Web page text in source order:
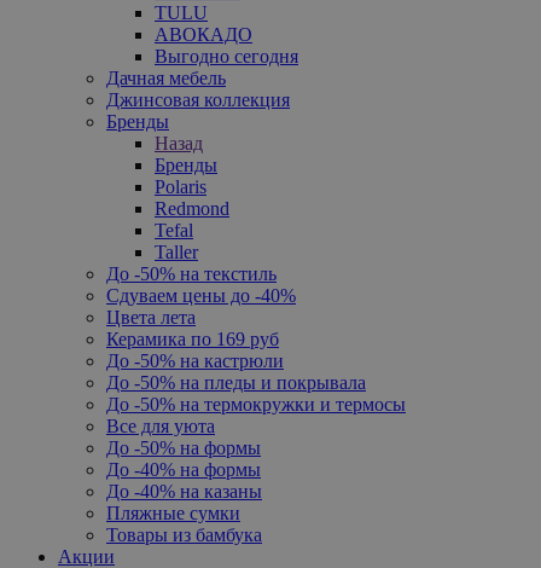
TULU
АВОКАДО
Выгодно сегодня
Дачная мебель
Джинсовая коллекция
Бренды
Назад
Бренды
Polaris
Redmond
Tefal
Taller
До -50% на текстиль
Сдуваем цены до -40%
Цвета лета
Керамика по 169 руб
До -50% на кастрюли
До -50% на пледы и покрывала
До -50% на термокружки и термосы
Все для уюта
До -50% на формы
До -40% на формы
До -40% на казаны
Пляжные сумки
Товары из бамбука
Акции